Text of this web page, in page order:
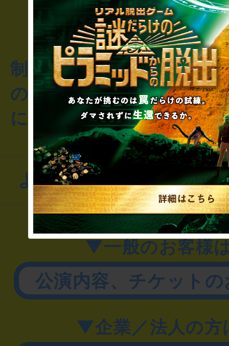
制作のご相談・コラボレ
のお客様からのご質問や
にお問い合わせください
よくあるお問い合わせ
▼一般のお客様
公演内容、チケット
▼企業／法人の方